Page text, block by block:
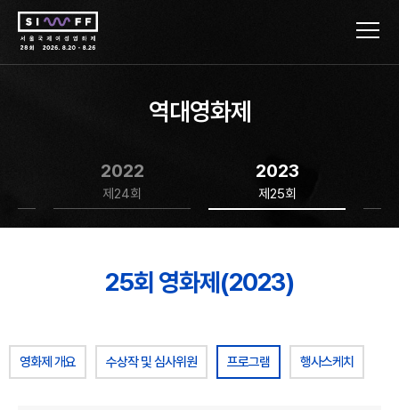
역대영화제
2022
제24회
2023
제25회
25회 영화제(2023)
영화제 개요 수상작 및 심사위원 프로그램 행사스케치